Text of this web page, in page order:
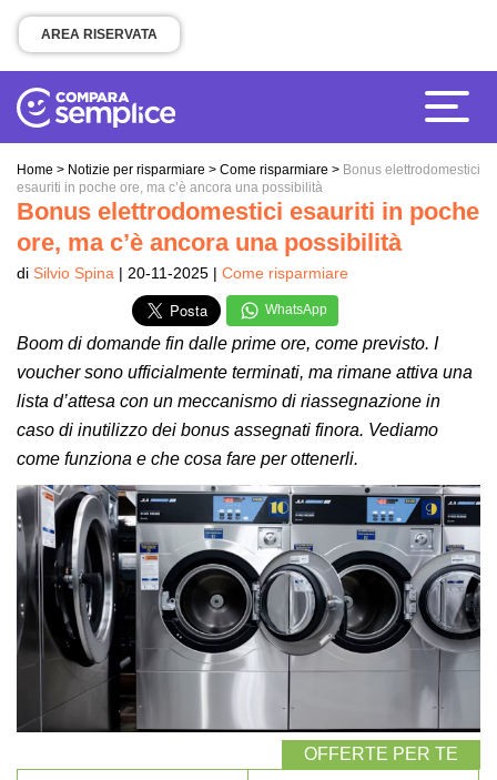
AREA RISERVATA
Home > Notizie per risparmiare > Come risparmiare > Bonus elettrodomestici
esauriti in poche ore, ma c’è ancora una possibilità
Bonus elettrodomestici esauriti in poche
ore, ma c’è ancora una possibilità
di Silvio Spina | 20-11-2025 | Come risparmiare
WhatsApp
Boom di domande fin dalle prime ore, come previsto. I
voucher sono ufficialmente terminati, ma rimane attiva una
lista d’attesa con un meccanismo di riassegnazione in
caso di inutilizzo dei bonus assegnati finora. Vediamo
come funziona e che cosa fare per ottenerli.